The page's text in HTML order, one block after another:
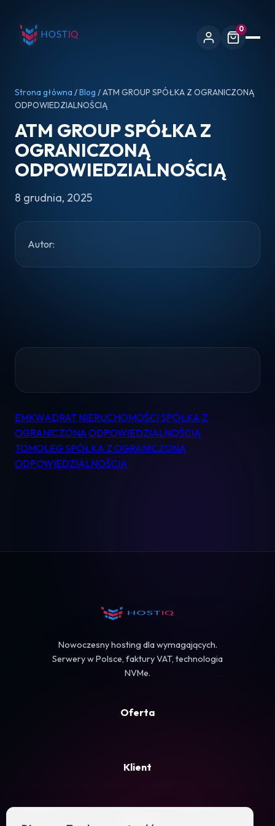
0
Pomoc
Kontakt
Strona główna /Blog / ATM GROUP SPÓŁKA Z OGRANICZONĄ
ODPOWIEDZIALNOŚCIĄ
ATM GROUP SPÓŁKA Z
OGRANICZONĄ
ODPOWIEDZIALNOŚCIĄ
8 grudnia, 2025
Autor:
Nawigacja
wpisu
EMKWADRAT NIERUCHOMOŚCI SPÓŁKA Z
OGRANICZONĄ ODPOWIEDZIALNOŚCIĄ
TOMOLEG SPÓŁKA Z OGRANICZONĄ
ODPOWIEDZIALNOŚCIĄ
Nowoczesny hosting dla wymagających.
Serwery w Polsce, faktury VAT, technologia
NVMe.
Oferta
Klient
Firma